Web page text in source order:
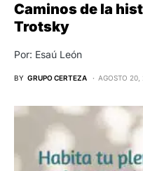
Caminos de la
Trotsky
Por: Esaú León
BY GRUPO CERTEZA AGOSTO 20,